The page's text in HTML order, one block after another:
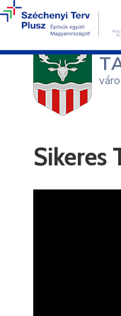
+36 74 570
Sikeres